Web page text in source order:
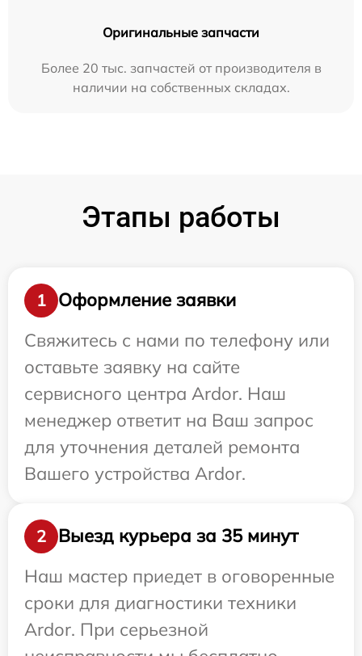
Оригинальные запчасти
Более 20 тыс. запчастей от производителя в
наличии на собственных складах.
Этапы работы
1
Оформление заявки
Свяжитесь с нами по телефону или
оставьте заявку на сайте
сервисного центра Ardor. Наш
менеджер ответит на Ваш запрос
для уточнения деталей ремонта
Вашего устройства Ardor.
2
Выезд курьера за 35 минут
Наш мастер приедет в оговоренные
сроки для диагностики техники
Ardor. При серьезной